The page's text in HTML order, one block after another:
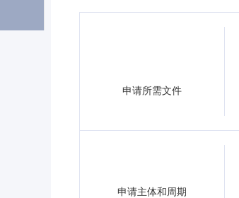
申请所需文件
申请主体和周期